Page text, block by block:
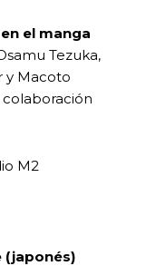
el manga
Tezuka,
y Macoto
colaboración
M2
(japonés)